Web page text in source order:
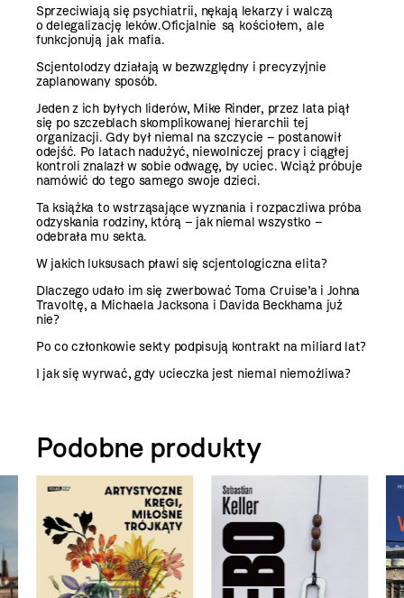
Sprzeciwiają się psychiatrii, nękają lekarzy i walczą
o delegalizację leków.Oficjalnie są kościołem, ale
funkcjonują jak mafia.
Scjentolodzy działają w bezwzględny i precyzyjnie
zaplanowany sposób.
Jeden z ich byłych liderów, Mike Rinder, przez lata piął
się po szczeblach skomplikowanej hierarchii tej
organizacji. Gdy był niemal na szczycie – postanowił
odejść. Po latach nadużyć, niewolniczej pracy i ciągłej
kontroli znalazł w sobie odwagę, by uciec. Wciąż próbuje
namówić do tego samego swoje dzieci.
Ta książka to wstrząsające wyznania i rozpaczliwa próba
odzyskania rodziny, którą – jak niemal wszystko –
odebrała mu sekta.
W jakich luksusach pławi się scjentologiczna elita?
Dlaczego udało im się zwerbować Toma Cruise’a i Johna
Travoltę, a Michaela Jacksona i Davida Beckhama już
nie?
Po co członkowie sekty podpisują kontrakt na miliard lat?
I jak się wyrwać, gdy ucieczka jest niemal niemożliwa?
Podobne produkty